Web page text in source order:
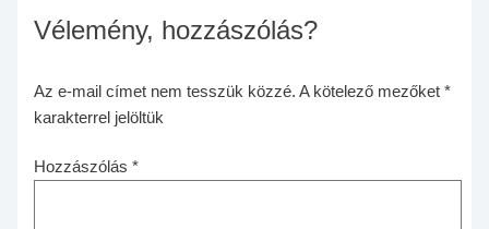
Vélemény, hozzászólás?
Az e-mail címet nem tesszük közzé. A kötelező mezőket *
karakterrel jelöltük
Hozzászólás *